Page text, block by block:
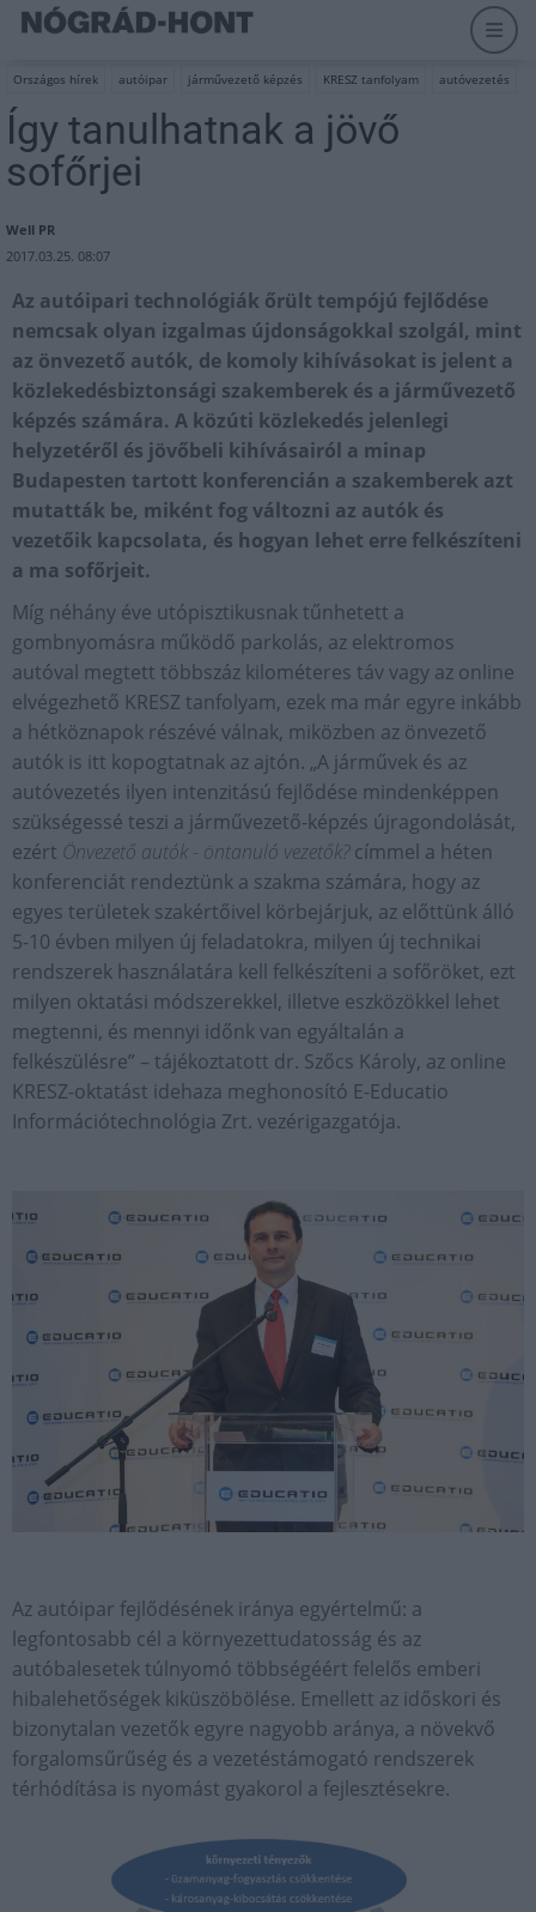
Országos hírek autóipar járművezető képzés KRESZ tanfolyam autóvezetés
Így tanulhatnak a jövő
sofőrjei
Well PR
2017.03.25. 08:07
Az autóipari technológiák őrült tempójú fejlődése
nemcsak olyan izgalmas újdonságokkal szolgál, mint
az önvezető autók, de komoly kihívásokat is jelent a
közlekedésbiztonsági szakemberek és a járművezető
képzés számára. A közúti közlekedés jelenlegi
helyzetéről és jövőbeli kihívásairól a minap
Budapesten tartott konferencián a szakemberek azt
mutatták be, miként fog változni az autók és
vezetőik kapcsolata, és hogyan lehet erre felkészíteni
a ma sofőrjeit.
Míg néhány éve utópisztikusnak tűnhetett a
gombnyomásra működő parkolás, az elektromos
autóval megtett többszáz kilométeres táv vagy az online
elvégezhető KRESZ tanfolyam, ezek ma már egyre inkább
a hétköznapok részévé válnak, miközben az önvezető
autók is itt kopogtatnak az ajtón. „A járművek és az
autóvezetés ilyen intenzitású fejlődése mindenképpen
szükségessé teszi a járművezető-képzés újragondolását,
ezért Önvezető autók - öntanuló vezetők?címmel a héten
konferenciát rendeztünk a szakma számára, hogy az
egyes területek szakértőivel körbejárjuk, az előttünk álló
5-10 évben milyen új feladatokra, milyen új technikai
rendszerek használatára kell felkészíteni a sofőröket, ezt
milyen oktatási módszerekkel, illetve eszközökkel lehet
megtenni, és mennyi időnk van egyáltalán a
felkészülésre” – tájékoztatott dr. Szőcs Károly, az online
KRESZ-oktatást idehaza meghonosító E-Educatio
Információtechnológia Zrt. vezérigazgatója.
Az autóipar fejlődésének iránya egyértelmű: a
legfontosabb cél a környezettudatosság és az
autóbalesetek túlnyomó többségéért felelős emberi
hibalehetőségek kiküszöbölése. Emellett az időskori és
bizonytalan vezetők egyre nagyobb aránya, a növekvő
forgalomsűrűség és a vezetéstámogató rendszerek
térhódítása is nyomást gyakorol a fejlesztésekre.